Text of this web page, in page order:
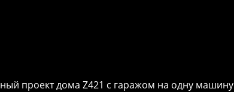
проект дома Z421 с гаражом на одну машину